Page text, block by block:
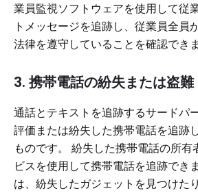
業員監視ソフトウェアを使用して従
トメッセージを追跡し、従業員全員
法律を遵守していることを確認できま
3. 携帯電話の紛失または盗難
通話とテキストを追跡するサードパ
評価または紛失した携帯電話を追跡
ものです。 紛失した携帯電話の所有
ビスを使用して携帯電話を追跡でき
は、紛失したガジェットを見つけた